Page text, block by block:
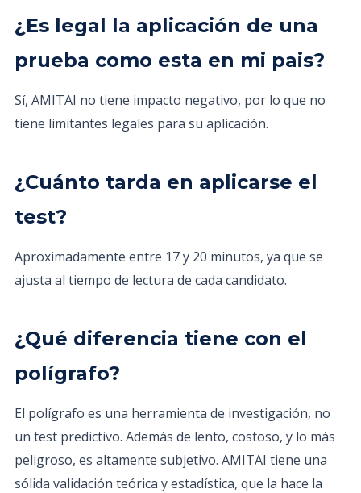
¿Es legal la aplicación de una
prueba como esta en mi pais?
Sí, AMITAI no tiene impacto negativo, por lo que no
tiene limitantes legales para su aplicación.
¿Cuánto tarda en aplicarse el
test?
Aproximadamente entre 17 y 20 minutos, ya que se
ajusta al tiempo de lectura de cada candidato.
¿Qué diferencia tiene con el
polígrafo?
El polígrafo es una herramienta de investigación, no
un test predictivo. Además de lento, costoso, y lo más
peligroso, es altamente subjetivo. AMITAI tiene una
sólida validación teórica y estadística, que la hace la